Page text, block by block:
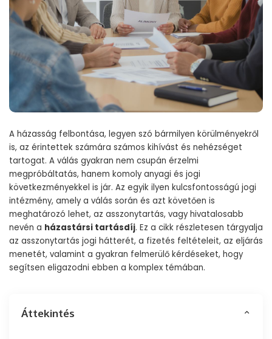
A házasság felbontása, legyen szó bármilyen körülményekről
is, az érintettek számára számos kihívást és nehézséget
tartogat. A válás gyakran nem csupán érzelmi
megpróbáltatás, hanem komoly anyagi és jogi
következményekkel is jár. Az egyik ilyen kulcsfontosságú jogi
intézmény, amely a válás során és azt követően is
meghatározó lehet, az asszonytartás, vagy hivatalosabb
nevén a házastársi tartásdíj. Ez a cikk részletesen tárgyalja
az asszonytartás jogi hátterét, a fizetés feltételeit, az eljárás
menetét, valamint a gyakran felmerülő kérdéseket, hogy
segítsen eligazodni ebben a komplex témában.
Áttekintés